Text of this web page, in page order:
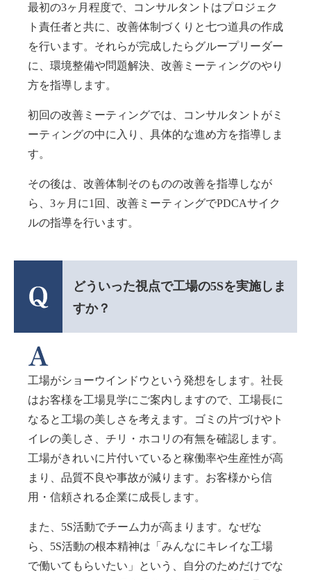
最初の3ヶ月程度で、コンサルタントはプロジェク
ト責任者と共に、改善体制づくりと七つ道具の作成
を行います。それらが完成したらグループリーダー
に、環境整備や問題解決、改善ミーティングのやり
方を指導します。
初回の改善ミーティングでは、コンサルタントがミ
ーティングの中に入り、具体的な進め方を指導しま
す。
その後は、改善体制そのものの改善を指導しなが
ら、3ヶ月に1回、改善ミーティングでPDCAサイク
ルの指導を行います。
どういった視点で工場の5Sを実施しま
すか？
工場がショーウインドウという発想をします。社長
はお客様を工場見学にご案内しますので、工場長に
なると工場の美しさを考えます。ゴミの片づけやト
イレの美しさ、チリ・ホコリの有無を確認します。
工場がきれいに片付いていると稼働率や生産性が高
まり、品質不良や事故が減ります。お客様から信
用・信頼される企業に成長します。
また、5S活動でチーム力が高まります。なぜな
ら、5S活動の根本精神は「みんなにキレイな工場
で働いてもらいたい」という、自分のためだけでな